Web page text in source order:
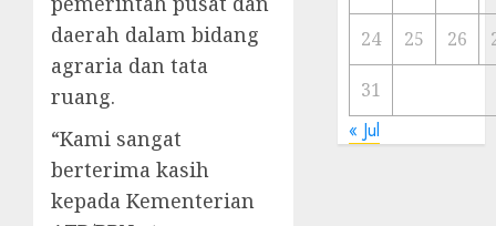
daerah dalam bidang
agraria dan tata
ruang.
“Kami sangat
berterima kasih
kepada Kementerian
24 25 26
31
« Jul